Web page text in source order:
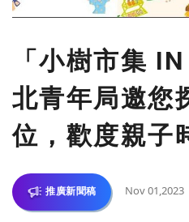
「小樹市集
北青年局邀
位，歡度親子
推廣新聞稿 Nov 01,2023